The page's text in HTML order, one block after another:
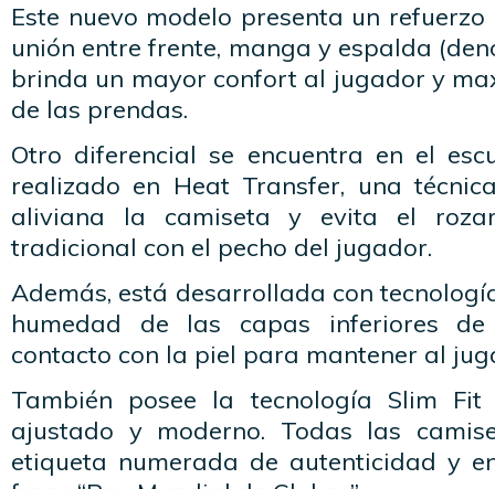
Este nuevo modelo presenta un
unión entre frente, manga y espalda
brinda un mayor confort al jugador y
de las prendas.
Otro diferencial se encuentra en el
realizado en Heat Transfer, una
aliviana la camiseta y evita el
tradicional con el pecho del jugador.
Además, está desarrollada con
humedad de las capas inferiores
contacto con la piel para mantener al
También posee la tecnología Slim
ajustado y moderno. Todas las
etiqueta numerada de autenticidad y